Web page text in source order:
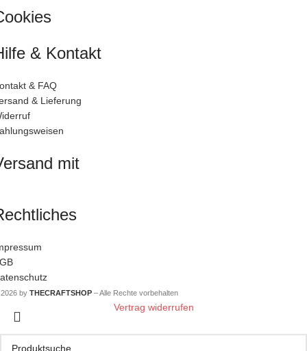
& Kontakt
& FAQ
& Lieferung
mit
by THECRAFTSHOP – Alle Rechte vorbehalten
Vertrag widerrufen